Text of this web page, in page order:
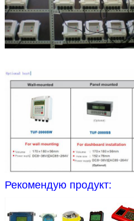
Рекомендую продукт: